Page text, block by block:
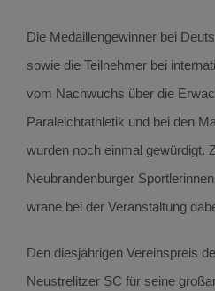
Die Medaillengewinner bei
sowie die Teilnehmer bei
vom Nachwuchs über die
Paraleichtathletik und bei den
wurden noch einmal gewürdigt.
Neubrandenburger
wrane bei der Veranstaltung
Den diesjährigen Vereinspreis
Neustrelitzer SC für seine